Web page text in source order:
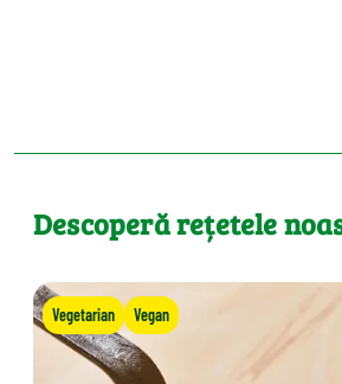
Descoperă rețetele
Vegetarian Vegan